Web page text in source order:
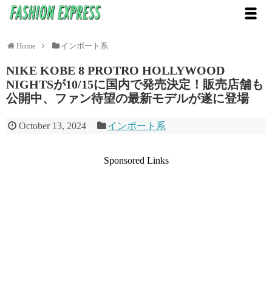
Home インポート系
NIKE KOBE 8 PROTRO HOLLYWOOD
NIGHTSが10/15に国内で発売決定！販売店舗も
公開中、ファン待望の最新モデルが遂に登場
October 13, 2024 インポート系
Sponsored Links